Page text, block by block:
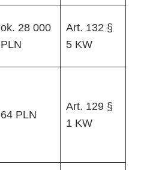
ok. 28 000
PLN
Art. 132 §
5 KW
64 PLN
Art. 129 §
1 KW